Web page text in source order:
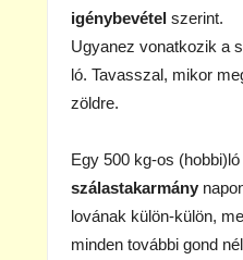
igénybevétel szerint.
Ugyanez vonatkozik a
ló. Tavasszal, mikor
zöldre.
Egy 500 kg-os
szálastakarmány
lovának külön-külön,
minden további gond